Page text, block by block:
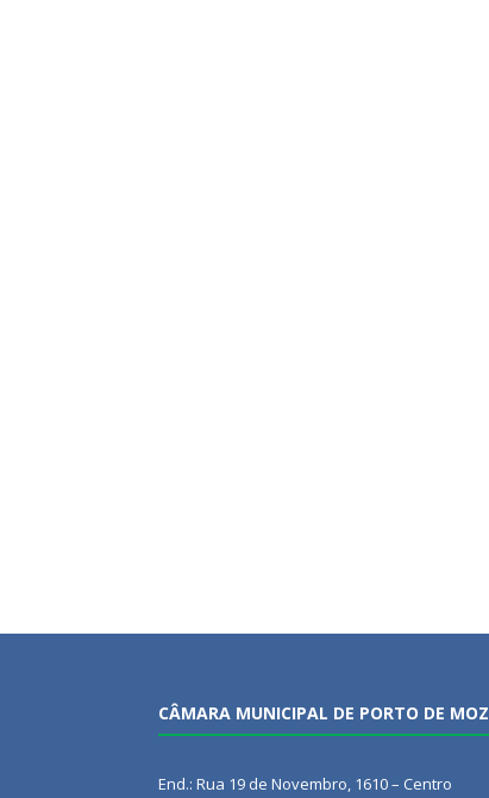
CÂMARA MUNICIPAL DE PORTO DE MOZ
End.: Rua 19 de Novembro, 1610 – Centro